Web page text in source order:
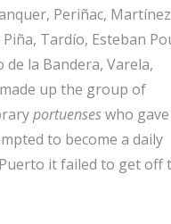
Periñac, Martínez
Tardío, Esteban
de la Bandera, Varela,
up the group of
portuenseswho
to become a daily
it failed to get off